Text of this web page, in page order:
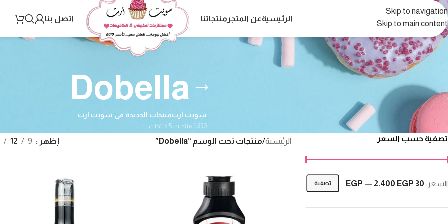
Skip to navigation
Skip to main content
الرئيسيةعن المتجر منتجاتنا اتصل بنا
Dobella
سويت ارت
1٬690 منتجات
منتجات الجديدة فى سويت ارت
5 منتجات
تصفية حسب السعر
تصفية السعر: 30 EGP
— 2.400 EGP
الرئيسية/منتجات تحت الوسم “Dobella” إظهر 9
12